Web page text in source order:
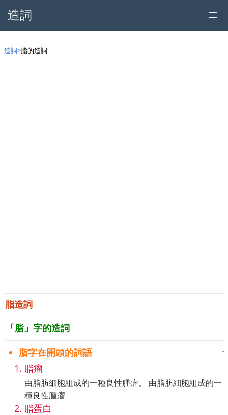
造詞
造詞 脂的造詞
脂造詞
「脂」字的造詞
脂字在開頭的詞語
↑
脂瘤
由脂肪細胞組成的一種良性腫瘤。 由脂肪細胞組成的一
種良性腫瘤
脂蛋白